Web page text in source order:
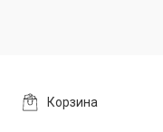
Корзина